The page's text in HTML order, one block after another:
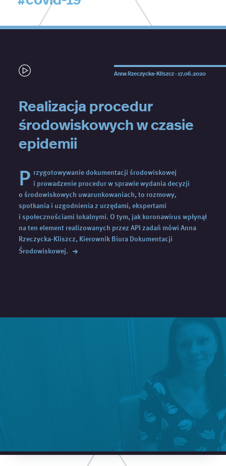
Anna Rzeczycka-Kliszcz ·17.06.2020
Realizacja procedur
środowiskowych w czasie
epidemii
P rzygotowywanie dokumentacji środowiskowej
i prowadzenie procedur w sprawie wydania decyzji
o środowiskowych uwarunkowaniach, to rozmowy,
spotkania i uzgodnienia z urzędami, ekspertami
i społecznościami lokalnymi. O tym, jak koronawirus wpłynął
na ten element realizowanych przez API zadań mówi Anna
Rzeczycka-Kliszcz, Kierownik Biura Dokumentacji
Środowiskowej. →